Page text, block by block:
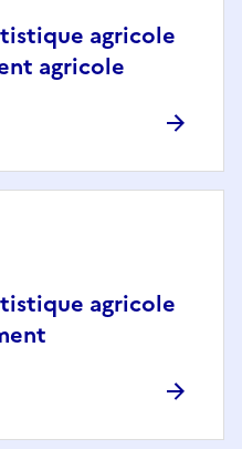
agricole
agricole
agricole